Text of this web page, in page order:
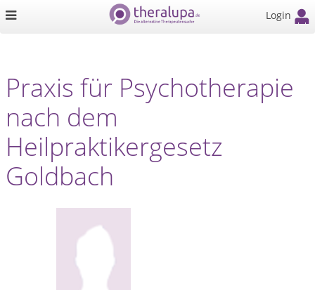
Login
Praxis für Psychotherapie
nach dem
Heilpraktikergesetz
Goldbach